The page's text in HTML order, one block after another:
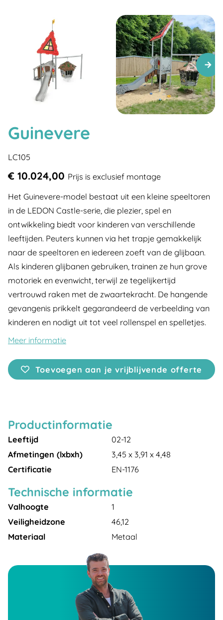
Guinevere
LC105
€ 10.024,00 Prijs is exclusief montage
Het Guinevere-model bestaat uit een kleine speeltoren
in de LEDON Castle-serie, die plezier, spel en
ontwikkeling biedt voor kinderen van verschillende
leeftijden. Peuters kunnen via het trapje gemakkelijk
naar de speeltoren en iedereen zoeft van de glijbaan.
Als kinderen glijbanen gebruiken, trainen ze hun grove
motoriek en evenwicht, terwijl ze tegelijkertijd
vertrouwd raken met de zwaartekracht. De hangende
gevangenis prikkelt gegarandeerd de verbeelding van
kinderen en nodigt uit tot veel rollenspel en spelletjes.
Meer informatie
Toevoegen aan je vrijblijvende offerte
Productinformatie
Leeftijd
02-12
Afmetingen (lxbxh)
3,45 x 3,91 x 4,48
Certificatie
EN-1176
Technische informatie
Valhoogte
1
Veiligheidzone
46,12
Materiaal
Metaal